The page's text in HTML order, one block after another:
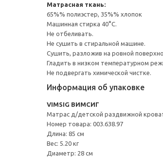
Матрасная ткань:
65%% полиэстер, 35%% хлопок
Машинная стирка 40°С.
Не отбеливать.
Не сушить в стиральной машине.
Сушить, разложив на ровной
Гладить в низком температурном
Не подвергать химической чистке.
Информация об упаковке
VIMSIG ВИМСИГ
Матрас д/детской раздвижной
Номер товара: 003.638.97
Длина: 85 см
Вес: 5.20 кг
Диаметр: 28 см